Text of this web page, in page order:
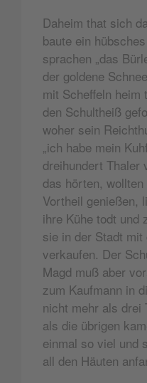
Daheim that sich
baute ein
sprachen „das
der goldene
mit Scheffeln heim
den Schultheiß
woher sein
„ich habe mein
dreihundert Thaler
das hörten,
Vortheil genießen,
ihre Kühe todt und
sie in der Stadt
verkaufen. Der
Magd muß aber
zum Kaufmann in
nicht mehr als drei
als die übrigen
einmal so viel und
all den Häuten